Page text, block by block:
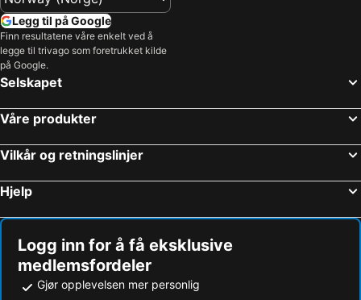
Legg til på Google
Finn resultatene våre enkelt ved å
legge til trivago som foretrukket kilde
på Google.
Selskapet
Våre produkter
Vilkår og retningslinjer
Hjelp
Logg inn for å få eksklusive
medlemsfordeler
Gjør opplevelsen mer personlig